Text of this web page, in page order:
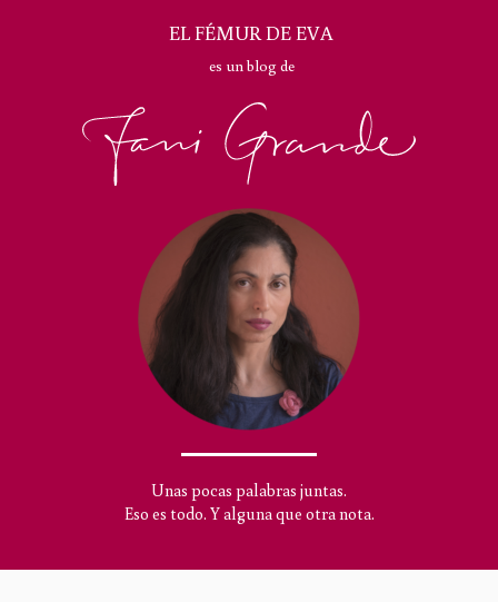
EL FÉMUR DE EVA
es un blog de
Unas pocas palabras juntas.
Eso es todo. Y alguna que otra nota.